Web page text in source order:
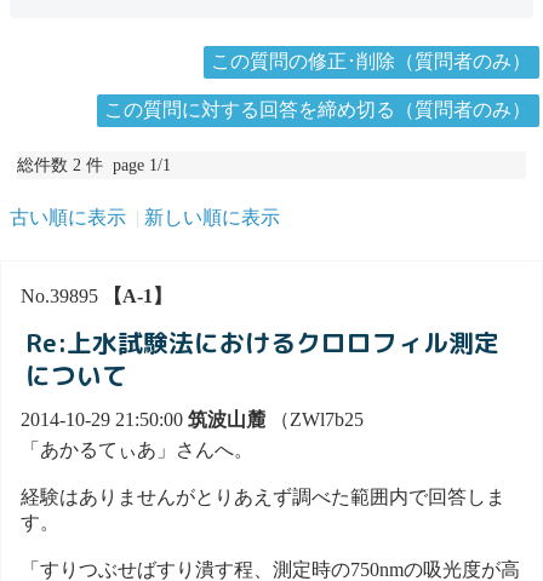
この質問の修正･削除（質問者のみ）
この質問に対する回答を締め切る（質問者のみ）
総件数 2 件 page 1/1
古い順に表示 新しい順に表示
No.39895 【A-1】
Re:上水試験法におけるクロロフィル測定
について
2014-10-29 21:50:00 筑波山麓 （ZWl7b25
「あかるてぃあ」さんへ。
経験はありませんがとりあえず調べた範囲内で回答しま
す。
「すりつぶせばすり潰す程、測定時の750nmの吸光度が高